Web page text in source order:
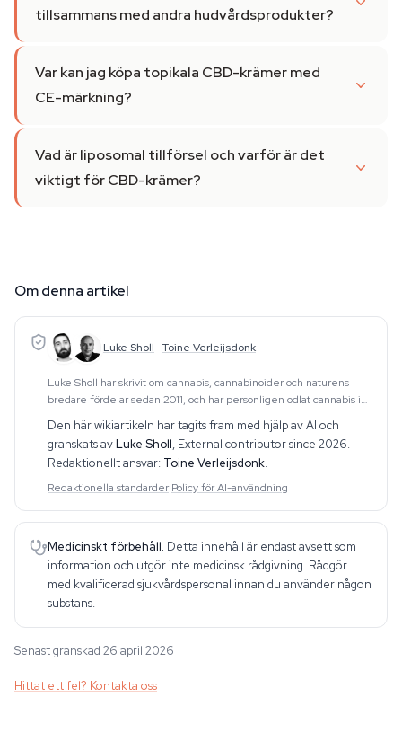
tillsammans med andra hudvårdsprodukter?
Var kan jag köpa topikala CBD-krämer med
CE-märkning?
Vad är liposomal tillförsel och varför är det
viktigt för CBD-krämer?
Om denna artikel
Luke Sholl · Toine Verleijsdonk
Luke Sholl har skrivit om cannabis, cannabinoider och naturens
bredare fördelar sedan 2011, och har personligen odlat cannabis i
förstahandserfarenheten av odling — som spänner
Den här wikiartikeln har tagits fram med hjälp av AI och
granskats avLuke Sholl, External contributor since 2026.
Redaktionellt ansvar: Toine Verleijsdonk.
Redaktionella standarder·Policy för AI-användning
Medicinskt förbehåll. Detta innehåll är endast avsett som
information och utgör inte medicinsk rådgivning. Rådgör
med kvalificerad sjukvårdspersonal innan du använder någon
substans.
Senast granskad 26 april 2026
Hittat ett fel? Kontakta oss